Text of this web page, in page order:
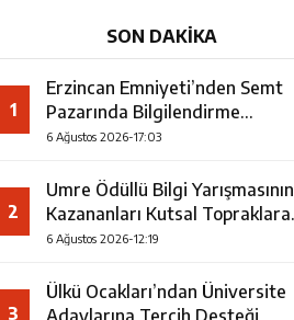
SON DAKİKA
1
Erzincan Emniyeti’nden Semt
Pazarında Bilgilendirme
Faaliyeti
6 Ağustos 2026-17:03
2
Umre Ödüllü Bilgi Yarışmasının
Kazananları Kutsal Topraklara
Uğurlandı
6 Ağustos 2026-12:19
3
Ülkü Ocakları’ndan Üniversite
Adaylarına Tercih Desteği